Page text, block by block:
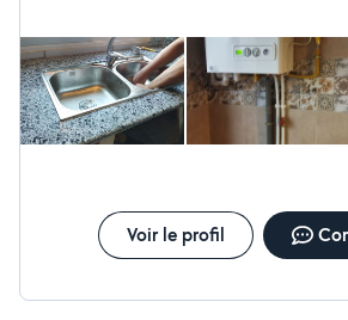
Voir le profil